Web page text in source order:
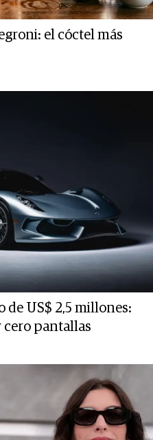
el cóctel más
US$ 2,5 millones:
cero pantallas